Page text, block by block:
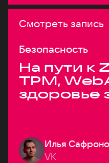
Смотреть запись
Безопасность
На пути к
TPM,
здоровье
Илья
VK